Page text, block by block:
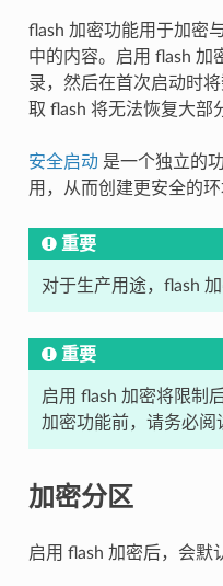
flash 加密功能用于加密
中的内容。启用 flash 加
录，然后在首次启动时
取 flash 将无法恢复大部
安全启动是一个独立的
用，从而创建更安全的环
重要
对于生产用途，flash
重要
启用 flash 加密将限制
加密功能前，请务必阅
加密分区
启用 flash 加密后，会默